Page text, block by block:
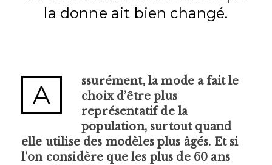
la donne ait bien changé.
A
ssurément, la mode a fait le
choix d’être plus
représentatif de la
population, surtout quand
elle utilise des modèles plus âgés. Et si
l’on considère que les plus de 60 ans